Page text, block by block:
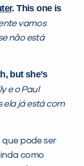
. This one is
vamos
não está
but she’s
e o Paul
ela já está com
que pode ser
como